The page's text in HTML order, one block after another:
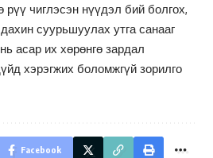
рүү чиглэсэн нүүдэл бий болгох,
суурьшуулах утга санааг
асар их хөрөнгө зардал
хэрэгжих боломжгүй зорилго
Facebook